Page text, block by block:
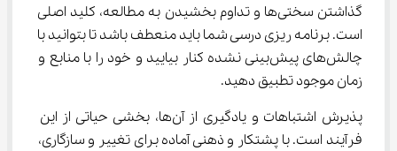
گذاشتن سختی‌ها و تداوم بخشیدن به مطالعه، کلید اصلی
است. برنامه ریزی درسی شما باید منعطف باشد تا بتوانید با
چالش‌های پیش‌بینی نشده کنار بیایید و خود را با منابع و
زمان موجود تطبیق دهید.
پذیرش اشتباهات و یادگیری از آن‌ها، بخشی حیاتی از این
فرآیند است. با پشتکار و ذهنی آماده برای تغییر و سازگاری،